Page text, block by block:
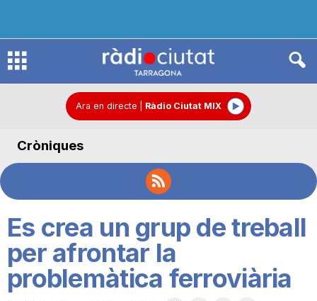
R
d
C
Ara en directe Ràdio Ciutat MIX
Cròniques
Es crea un grup de treball
per afrontar la
problemàtica ferroviària